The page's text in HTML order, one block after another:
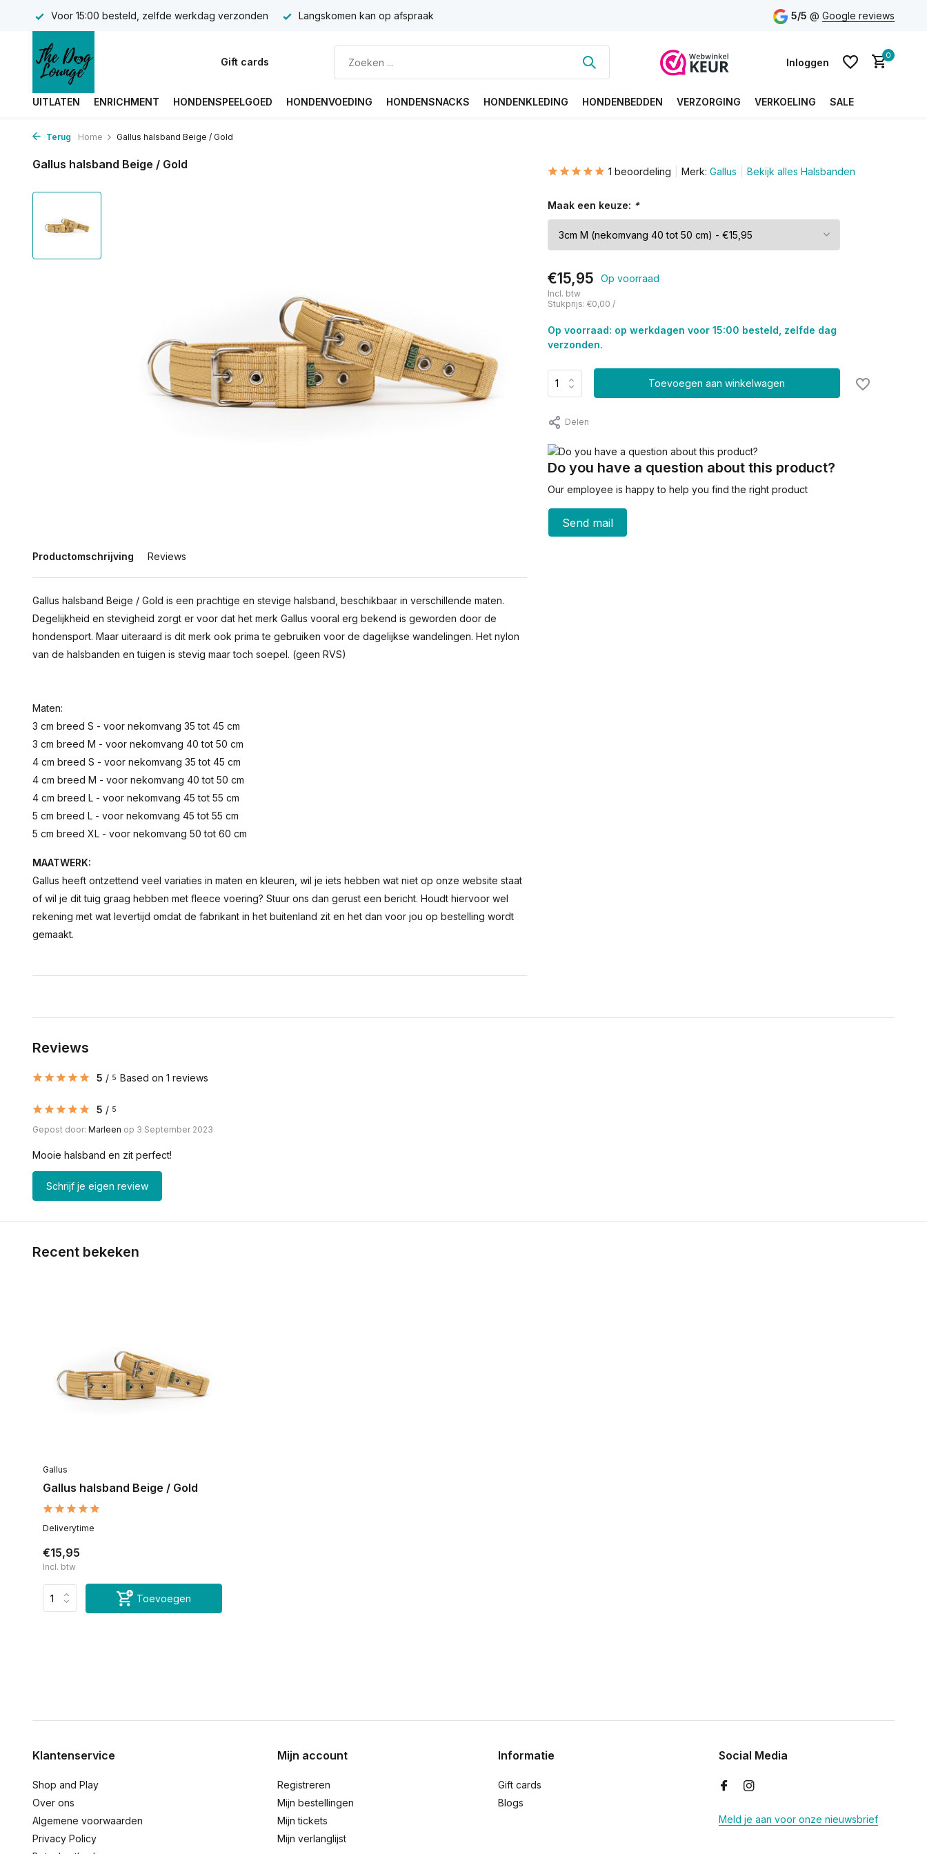
Voor 15:00 besteld, zelfde werkdag verzonden Langskomen kan op afspraak 5/5 @ Google reviews
Gift cards Inloggen
0
UITLATEN ENRICHMENT HONDENSPEELGOED HONDENVOEDING HONDENSNACKS HONDENKLEDING HONDENBEDDEN VERZORGING VERKOELING SALE
Terug Home Gallus halsband Beige / Gold
Gallus halsband Beige / Gold
Productomschrijving Reviews
Gallus halsband Beige / Gold is een prachtige en stevige halsband, beschikbaar in verschillende maten.
Degelijkheid en stevigheid zorgt er voor dat het merk Gallus vooral erg bekend is geworden door de
hondensport. Maar uiteraard is dit merk ook prima te gebruiken voor de dagelijkse wandelingen. Het nylon
van de halsbanden en tuigen is stevig maar toch soepel. (geen RVS)
Maten:
3 cm breed S - voor nekomvang 35 tot 45 cm
3 cm breed M - voor nekomvang 40 tot 50 cm
4 cm breed S - voor nekomvang 35 tot 45 cm
4 cm breed M - voor nekomvang 40 tot 50 cm
4 cm breed L - voor nekomvang 45 tot 55 cm
5 cm breed L - voor nekomvang 45 tot 55 cm
5 cm breed XL - voor nekomvang 50 tot 60 cm
MAATWERK:
Gallus heeft ontzettend veel variaties in maten en kleuren, wil je iets hebben wat niet op onze website staat
of wil je dit tuig graag hebben met fleece voering? Stuur ons dan gerust een bericht. Houdt hiervoor wel
rekening met wat levertijd omdat de fabrikant in het buitenland zit en het dan voor jou op bestelling wordt
gemaakt.
1 beoordeling Merk: Gallus Bekijk alles Halsbanden
Maak een keuze: *
€15,95 Op voorraad
Incl. btw
Stukprijs: €0,00 /
Op voorraad: op werkdagen voor 15:00 besteld, zelfde dag
verzonden.
Toevoegen aan winkelwagen
Delen
Do you have a question about this product?
Our employee is happy to help you find the right product
Send mail
Reviews
5 / 5 Based on 1 reviews
5 / 5
Gepost door: Marleen op 3 September 2023
Mooie halsband en zit perfect!
Schrijf je eigen review
Recent bekeken
Gallus
Gallus halsband Beige / Gold
Deliverytime
€15,95
Incl. btw
Toevoegen
Klantenservice
Shop and Play
Over ons
Algemene voorwaarden
Privacy Policy
Mijn account
Registreren
Mijn bestellingen
Mijn tickets
Mijn verlanglijst
Informatie
Gift cards
Blogs
Social Media
Meld je aan voor onze nieuwsbrief